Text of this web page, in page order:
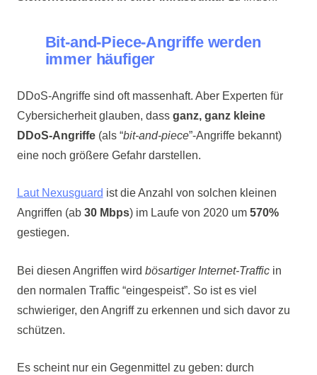
Bit-and-Piece-Angriffe werden
immer häufiger
DDoS-Angriffe sind oft massenhaft. Aber Experten für
Cybersicherheit glauben, dass ganz, ganz kleine
DDoS-Angriffe(als “bit-and-piece”-Angriffe bekannt)
eine noch größere Gefahr darstellen.
Laut Nexusguard ist die Anzahl von solchen kleinen
Angriffen (ab30 Mbps) im Laufe von 2020 um570%
gestiegen.
Bei diesen Angriffen wird bösartiger Internet-Trafficin
den normalen Traffic “eingespeist”. So ist es viel
schwieriger, den Angriff zu erkennen und sich davor zu
schützen.
Es scheint nur ein Gegenmittel zu geben: durch